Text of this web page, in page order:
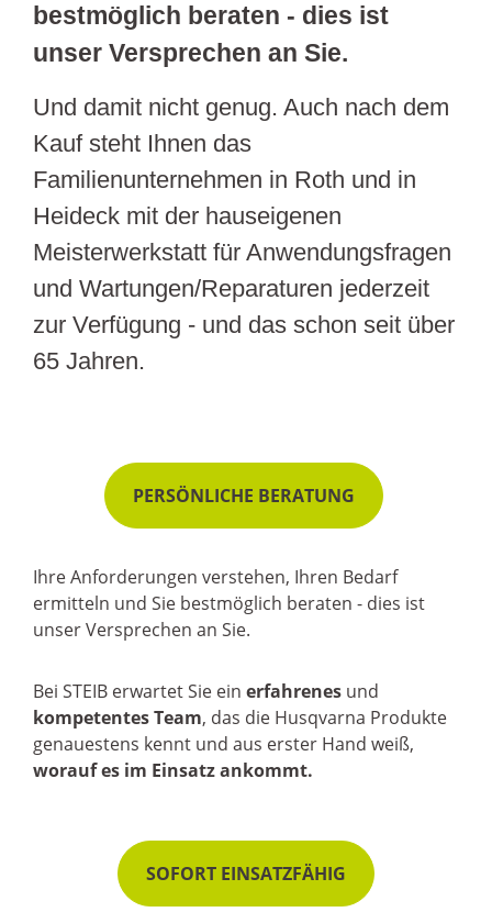
bestmöglich beraten - dies ist
unser Versprechen an Sie.
Und damit nicht genug. Auch nach dem
Kauf steht Ihnen das
Familienunternehmen in Roth und in
Heideck mit der hauseigenen
Meisterwerkstatt für Anwendungsfragen
und Wartungen/Reparaturen jederzeit
zur Verfügung - und das schon seit über
65 Jahren.
PERSÖNLICHE BERATUNG
Ihre Anforderungen verstehen, Ihren Bedarf
ermitteln und Sie bestmöglich beraten - dies ist
unser Versprechen an Sie.
Bei STEIB erwartet Sie ein erfahrenes und
kompetentesTeam, das die Husqvarna Produkte
genauestens kennt und aus erster Hand weiß,
worauf es im Einsatz ankommt.
SOFORT EINSATZFÄHIG